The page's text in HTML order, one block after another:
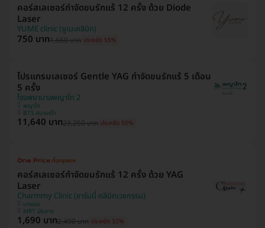
คอร์สเลเซอร์กำจัดขนรักแร้ 12 ครั้ง ด้วย Diode
Laser
YUME clinic (ยูเมะคลินิก)
750 บาท1,660 บาท ประหยัด 55%
โปรแกรมเลเซอร์ Gentle YAG กำจัดขนรักแร้ 5 เดือน
5 ครั้ง
โรงพยาบาลพญาไท 2
พญาไท
BTS สนามเป้า
11,640 บาท23,250 บาท ประหยัด 50%
คอร์สเลเซอร์กำจัดขนรักแร้ 12 ครั้ง ด้วย YAG
Laser
Charmmy Clinic (ชาร์มมี่ คลินิกเวชกรรม)
บางเขน
MRT มัยลาภ
1,690 บาท2,490 บาท ประหยัด 32%